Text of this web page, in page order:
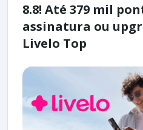
8.8! Até 379 mil
assinatura ou
Livelo Top